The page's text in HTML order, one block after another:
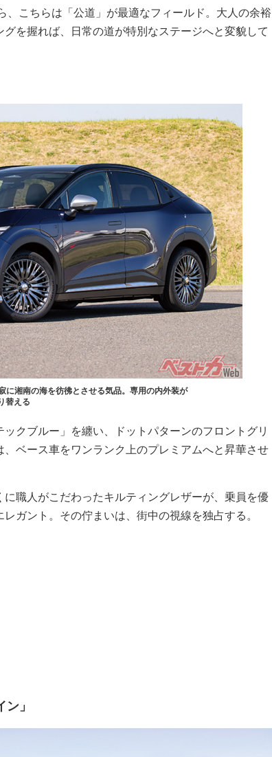
こちらは「公道」が最適なフィールド。大人の余裕
を握れば、日常の道が特別なステージへと変貌して
に湘南の海を彷彿とさせる気品。専用の内外装が
替える
クブルー」を纏い、ドットパターンのフロントグリ
ベース車をワンランク上のプレミアムへと昇華させ
職人がこだわったキルティングレザーが、乗員を優
ガント。その佇まいは、街中の視線を独占する。
」